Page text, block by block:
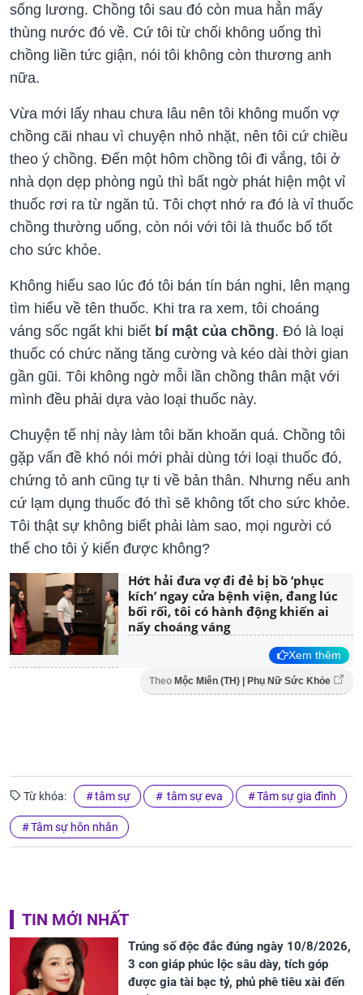
sống lương. Chồng tôi sau đó còn mua hẳn mấy
thùng nước đó về. Cứ tôi từ chối không uống thì
chồng liền tức giận, nói tôi không còn thương anh
nữa.
Vừa mới lấy nhau chưa lâu nên tôi không muốn vợ
chồng cãi nhau vì chuyện nhỏ nhặt, nên tôi cứ chiều
theo ý chồng. Đến một hôm chồng tôi đi vắng, tôi ở
nhà dọn dẹp phòng ngủ thì bất ngờ phát hiện một vỉ
thuốc rơi ra từ ngăn tủ. Tôi chợt nhớ ra đó là vỉ thuốc
chồng thường uống, còn nói với tôi là thuốc bổ tốt
cho sức khỏe.
Không hiểu sao lúc đó tôi bán tín bán nghi, lên mạng
tìm hiểu về tên thuốc. Khi tra ra xem, tôi choáng
váng sốc ngất khi biết bí mật của chồng. Đó là loại
thuốc có chức năng tăng cường và kéo dài thời gian
gần gũi. Tôi không ngờ mỗi lần chồng thân mật với
mình đều phải dựa vào loại thuốc này.
Chuyện tế nhị này làm tôi băn khoăn quá. Chồng tôi
gặp vấn đề khó nói mới phải dùng tới loại thuốc đó,
chứng tỏ anh cũng tự ti về bản thân. Nhưng nếu anh
cứ lạm dụng thuốc đó thì sẽ không tốt cho sức khỏe.
Tôi thật sự không biết phải làm sao, mọi người có
thể cho tôi ý kiến được không?
Hớt hải đưa vợ đi đẻ bị bồ ‘phục
kích’ ngay cửa bệnh viện, đang lúc
bối rối, tôi có hành động khiến ai
nấy choáng váng
Xem thêm
Theo Mộc Miên (TH) | Phụ Nữ Sức Khỏe
Từ khóa: tâm sự tâm sự eva Tâm sự gia đình
Tâm sự hôn nhân
TIN MỚI NHẤT
Trúng số độc đắc đúng ngày 10/8/2026,
3 con giáp phúc lộc sâu dày, tích góp
được gia tài bạc tỷ, phủ phê tiêu xài đến